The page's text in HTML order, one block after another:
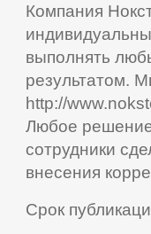
Компания
выполнять
результатом.
http://
Любое решение
сотрудники
внесения
Срок